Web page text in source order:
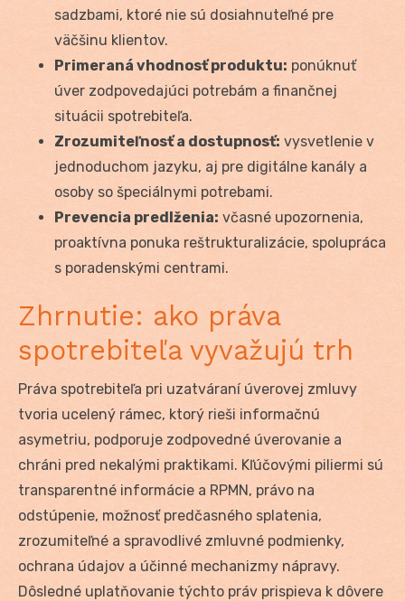
sadzbami, ktoré nie sú dosiahnuteľné pre
väčšinu klientov.
Primeraná vhodnosť produktu: ponúknuť
úver zodpovedajúci potrebám a finančnej
situácii spotrebiteľa.
Zrozumiteľnosť a dostupnosť: vysvetlenie v
jednoduchom jazyku, aj pre digitálne kanály a
osoby so špeciálnymi potrebami.
Prevencia predlženia: včasné upozornenia,
proaktívna ponuka reštrukturalizácie, spolupráca
s poradenskými centrami.
Zhrnutie: ako práva
spotrebiteľa vyvažujú trh
Práva spotrebiteľa pri uzatváraní úverovej zmluvy
tvoria ucelený rámec, ktorý rieši informačnú
asymetriu, podporuje zodpovedné úverovanie a
chráni pred nekalými praktikami. Kľúčovými piliermi sú
transparentné informácie a RPMN, právo na
odstúpenie, možnosť predčasného splatenia,
zrozumiteľné a spravodlivé zmluvné podmienky,
ochrana údajov a účinné mechanizmy nápravy.
Dôsledné uplatňovanie týchto práv prispieva k dôvere